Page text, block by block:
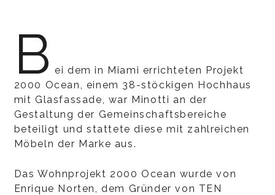
B ei dem in Miami errichteten Projekt
2000 Ocean, einem 38-stöckigen Hochhaus
mit Glasfassade, war Minotti an der
Gestaltung der Gemeinschaftsbereiche
beteiligt und stattete diese mit zahlreichen
Möbeln der Marke aus.
Das Wohnprojekt 2000 Ocean wurde von
Enrique Norten, dem Gründer von TEN